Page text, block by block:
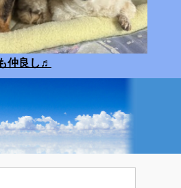
仲良し ♬